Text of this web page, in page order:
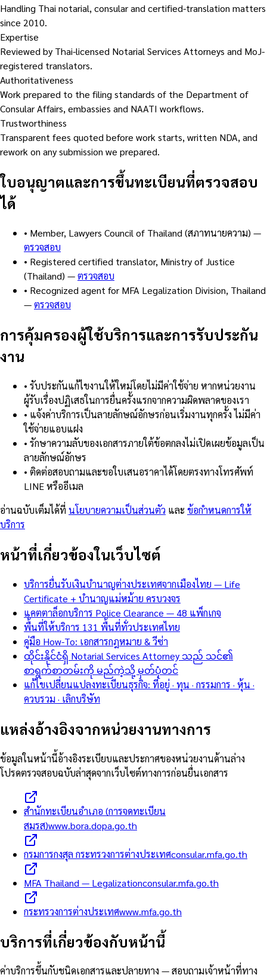
Handling Thai notarial, consular and certified-translation matters
since 2010.
Expertise
Reviewed by Thai-licensed Notarial Services Attorneys and MoJ-
registered translators.
Authoritativeness
Work prepared to the filing standards of the Department of
Consular Affairs, embassies and NAATI workflows.
Trustworthiness
Transparent fees quoted before work starts, written NDA, and
rework on any submission we prepared.
ใบอนุญาตและการขึ้นทะเบียนที่ตรวจสอบ
ได้
• Member, Lawyers Council of Thailand (สภาทนายความ) —
ตรวจสอบ
• Registered certified translator, Ministry of Justice
(Thailand) —ตรวจสอบ
• Recognized agent for MFA Legalization Division, Thailand
—ตรวจสอบ
การคุ้มครองผู้ใช้บริการและการรับประกัน
งาน
• รับประกันแก้ไขงานให้ใหม่โดยไม่มีค่าใช้จ่าย หากหน่วยงาน
ผู้รับเรื่องปฏิเสธในการยื่นครั้งแรกจากความผิดพลาดของเรา
• แจ้งค่าบริการเป็นลายลักษณ์อักษรก่อนเริ่มงานทุกครั้ง ไม่มีค่า
ใช้จ่ายแอบแฝง
• รักษาความลับของเอกสารภายใต้ข้อตกลงไม่เปิดเผยข้อมูลเป็น
ลายลักษณ์อักษร
• ติดต่อสอบถามและขอใบเสนอราคาได้โดยตรงทางโทรศัพท์
LINE หรืออีเมล
อ่านฉบับเต็มได้ที่ นโยบายความเป็นส่วนตัว และ ข้อกำหนดการให้
บริการ
หน้าที่เกี่ยวข้องในเว็บไซต์
บริการยื่นรับเงินบำนาญต่างประเทศจากเมืองไทย — Life
Certificate + บำนาญแม่หม้าย ครบวงจร
แคตตาล็อกบริการ Police Clearance — 48 แพ็กเกจ
พื้นที่ให้บริการ 131 พื้นที่ทั่วประเทศไทย
คู่มือ How-To: เอกสารกฎหมาย & วีซ่า
ထိုင်းနိုင်ငံရှိ Notarial Services Attorney သည် သင်၏
စာရွက်စာတမ်းကို မည်ကဲ့သို့ မှတ်ပုံတင်
แก้ไขเปลี่ยนแปลงทะเบียนธุรกิจ: ที่อยู่ · ทุน · กรรมการ · หุ้น ·
ควบรวม · เลิกบริษัท
แหล่งอ้างอิงจากหน่วยงานทางการ
ข้อมูลในหน้านี้อ้างอิงระเบียบและประกาศของหน่วยงานด้านล่าง
โปรดตรวจสอบฉบับล่าสุดจากเว็บไซต์ทางการก่อนยื่นเอกสาร
สำนักทะเบียนอำเภอ (การจดทะเบียน
สมรส)www.bora.dopa.go.th
กรมการกงสุล กระทรวงการต่างประเทศconsular.mfa.go.th
MFA Thailand — Legalizationconsular.mfa.go.th
กระทรวงการต่างประเทศwww.mfa.go.th
บริการที่เกี่ยวข้องกับหน้านี้
ค่าบริการขึ้นกับชนิดเอกสารและปลายทาง — สอบถามเจ้าหน้าที่ทาง